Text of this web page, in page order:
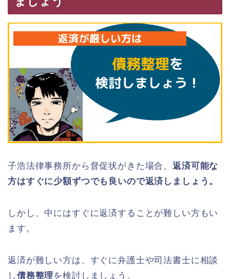
子浩法律事務所から督促状がきた場合、返済可能な
方はすぐに少額ずつでも良いので返済しましょう。
しかし、中にはすぐに返済することが難しい方もい
ます。
返済が難しい方は、すぐに弁護士や司法書士に相談
し債務整理 を検討しましょう。